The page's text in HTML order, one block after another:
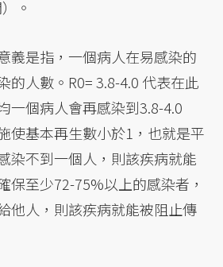
。
義是指，一個病人在易感染的
的人數。R0= 3.8-4.0 代表在此
一個病人會再感染到3.8-4.0
使基本再生數小於1，也就是平
染不到一個人，則該疾病就能
保至少72-75%以上的感染者，
他人，則該疾病就能被阻止傳